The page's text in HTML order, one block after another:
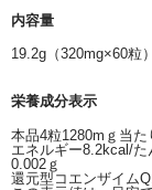
内容量
19.2g（320mg×60粒）
栄養成分表示
本品4粒1280mｇ当た
エネルギー8.2kcal/
0.002ｇ
還元型コエンザイム